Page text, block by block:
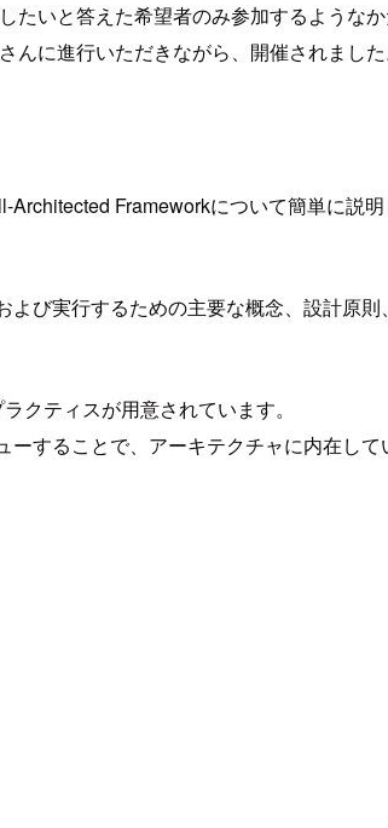
たいと答えた希望者のみ参加するようなか
に進行いただきながら、開催されました
Frameworkについて簡単に説
び実行するための主要な概念、設計原
クティスが用意されています。
することで、アーキテクチャに内在し